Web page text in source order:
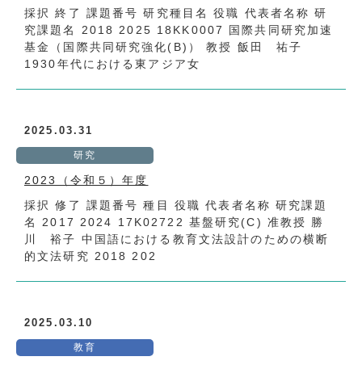
採択 終了 課題番号 研究種目名 役職 代表者名称 研
究課題名 2018 2025 18KK0007 国際共同研究加速
基金（国際共同研究強化(B)） 教授 飯田 祐子
1930年代における東アジア女
2025.03.31
研究
2023（令和５）年度
採択 修了 課題番号 種目 役職 代表者名称 研究課題
名 2017 2024 17K02722 基盤研究(C) 准教授 勝
川 裕子 中国語における教育文法設計のための横断
的文法研究 2018 202
2025.03.10
教育